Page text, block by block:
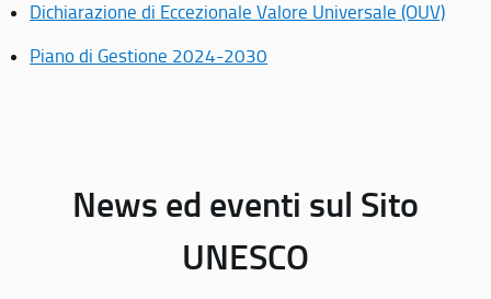
Dichiarazione di Eccezionale Valore Universale (OUV)
Piano di Gestione 2024-2030
News ed eventi sul Sito
UNESCO